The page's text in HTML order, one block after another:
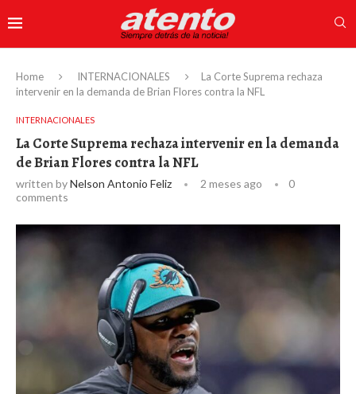
Home INTERNACIONALES
La Corte Suprema rechaza
intervenir en la demanda de Brian Flores contra la NFL
INTERNACIONALES
La Corte Suprema rechaza intervenir en la demanda
de Brian Flores contra la NFL
written byNelson Antonio Feliz 2 meses ago
0
comments